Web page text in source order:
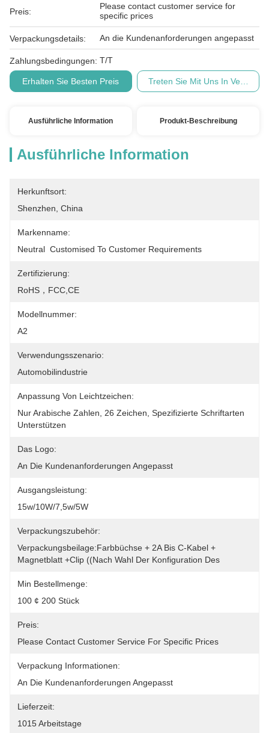
Preis:
Please contact customer service for
specific prices
Verpackungsdetails: An die Kundenanforderungen angepasst
Zahlungsbedingungen: T/T
Erhalten Sie Besten Preis Treten Sie Mit Uns In
Ausführliche Information Produkt-Beschreibung
Ausführliche Information
Herkunftsort:
Shenzhen, China
Markenname:
Neutral  Customised To Customer Requirements
Zertifizierung:
RoHS，FCC,CE
Modellnummer:
A2
Verwendungsszenario:
Automobilindustrie
Anpassung Von Leichtzeichen:
Nur Arabische Zahlen, 26 Zeichen, Spezifizierte Schriftarten
Unterstützen
Das Logo:
An Die Kundenanforderungen Angepasst
Ausgangsleistung:
15w/10W/7,5w/5W
Verpackungszubehör:
Verpackungsbeilage:Farbbüchse + 2A Bis C-Kabel +
Magnetblatt +Clip ((nach Wahl Der Konfiguration Des
Min Bestellmenge:
100 ¢ 200 Stück
Preis:
Please Contact Customer Service For Specific Prices
Verpackung Informationen:
An Die Kundenanforderungen Angepasst
Lieferzeit:
10­15 Arbeitstage